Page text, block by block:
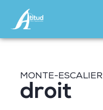
MONTE-ESCALIER
droit